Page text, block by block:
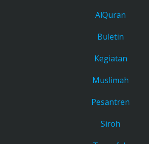
AlQuran
Buletin
Kegiatan
Muslimah
Pesantren
Siroh